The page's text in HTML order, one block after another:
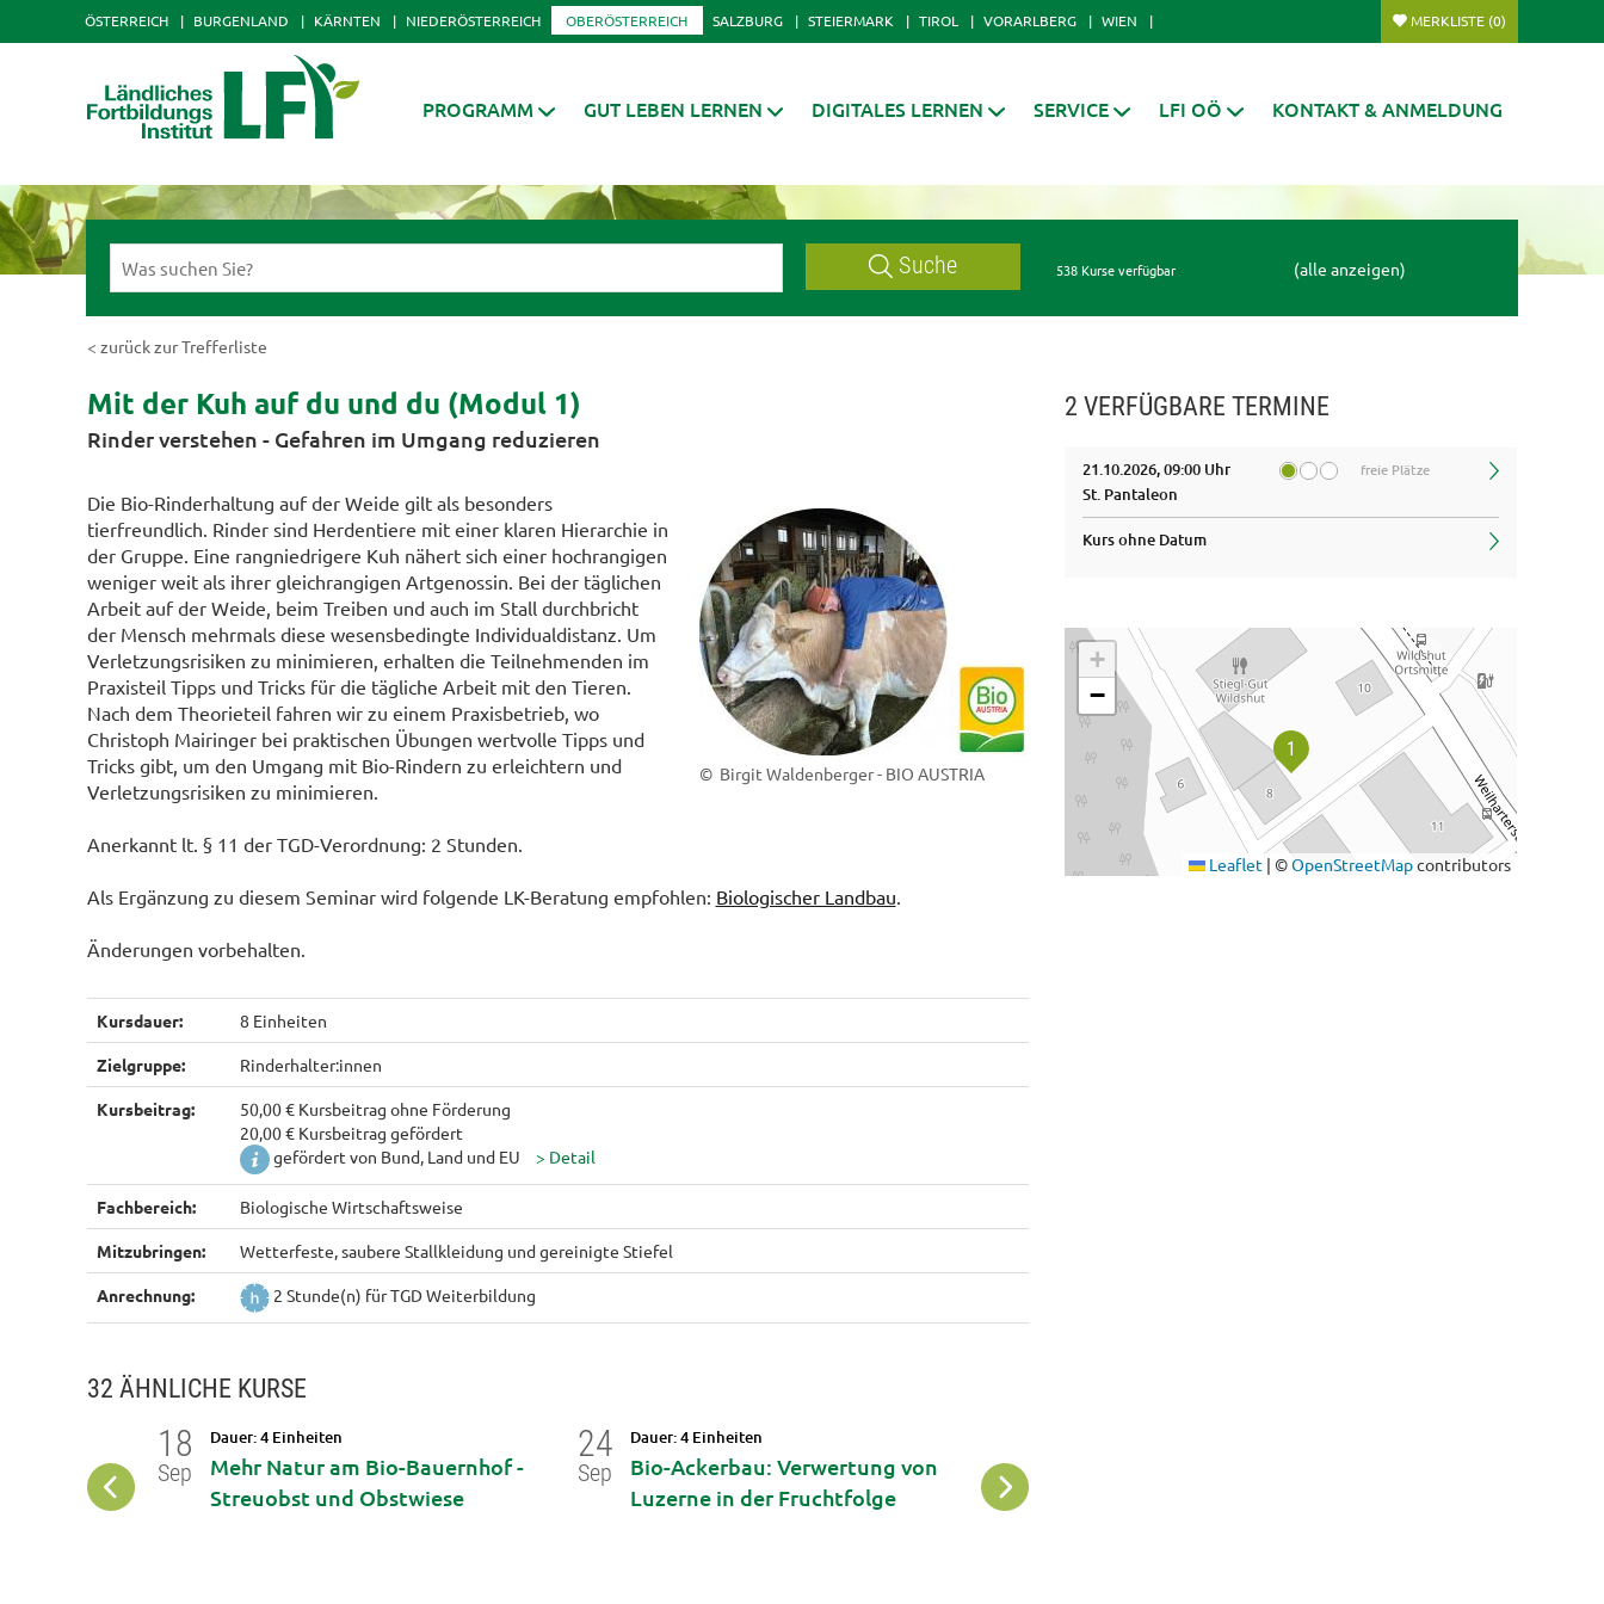
ÖSTERREICH BURGENLAND KÄRNTEN NIEDERÖSTERREICH OBERÖSTERREICH SALZBURG STEIERMARK TIROL VORARLBERG WIEN MERKLISTE (0)
PROGRAMM GUT LEBEN LERNEN DIGITALES LERNEN SERVICE LFI OÖ KONTAKT & ANMELDUNG
Suche 538 Kurse verfügbar (alle anzeigen)
< zurück zur Trefferliste
Mit der Kuh auf du und du (Modul 1)
Rinder verstehen - Gefahren im Umgang reduzieren
© Birgit Waldenberger - BIO AUSTRIA
Die Bio-Rinderhaltung auf der Weide gilt als besonders
tierfreundlich. Rinder sind Herdentiere mit einer klaren Hierarchie in
der Gruppe. Eine rangniedrigere Kuh nähert sich einer hochrangigen
weniger weit als ihrer gleichrangigen Artgenossin. Bei der täglichen
Arbeit auf der Weide, beim Treiben und auch im Stall durchbricht
der Mensch mehrmals diese wesensbedingte Individualdistanz. Um
Verletzungsrisiken zu minimieren, erhalten die Teilnehmenden im
Praxisteil Tipps und Tricks für die tägliche Arbeit mit den Tieren.
Nach dem Theorieteil fahren wir zu einem Praxisbetrieb, wo
Christoph Mairinger bei praktischen Übungen wertvolle Tipps und
Tricks gibt, um den Umgang mit Bio-Rindern zu erleichtern und
Verletzungsrisiken zu minimieren.
Anerkannt lt. § 11 der TGD-Verordnung: 2 Stunden.
Als Ergänzung zu diesem Seminar wird folgende LK-Beratung empfohlen: Biologischer Landbau.
Änderungen vorbehalten.
Kursdauer: 8 Einheiten
Zielgruppe: Rinderhalter:innen
Kursbeitrag:
50,00 € Kursbeitrag ohne Förderung
20,00 € Kursbeitrag gefördert
gefördert von Bund, Land und EU
Fachbereich: Biologische Wirtschaftsweise
Mitzubringen: Wetterfeste, saubere Stallkleidung und gereinigte Stiefel
Anrechnung: 2 Stunde(n) für TGD Weiterbildung
32 ÄHNLICHE KURSE
18
Sep
Dauer: 4 Einheiten
Mehr Natur am Bio-Bauernhof -
Streuobst und Obstwiese
24
Sep
Dauer: 4 Einheiten
Bio-Ackerbau: Verwertung von
Luzerne in der Fruchtfolge
Okt
2 VERFÜGBARE TERMINE
21.10.2026, 09:00 Uhr freie Plätze
St. Pantaleon
Kurs ohne Datum
+
−
Leaflet | ©OpenStreetMapcontributors